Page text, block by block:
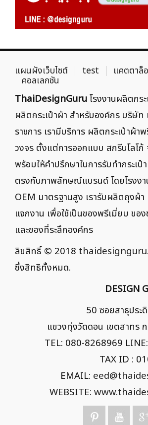
แผนผังเว็บไซต์ test แคตตาล็
คอลเลกชัน
ThaiDesignGuruโรงงานผลิตกร
ผลิตกระเป๋าผ้า สำหรับองค์กร บริษัท
ราชการ เรามีบริการ ผลิตกระเป๋าผ้า
วงจร ตั้งแต่การออกแบบ สกรีนโลโก้
พร้อมให้คำปรึกษาในการรับทำกระเป๋
ตรงกับภาพลักษณ์แบรนด์ โดยโรงงา
OEM มาตรฐานสูง เรารับผลิตถุงผ้า
แจกงาน เพื่อใช้เป็นของพรีเมี่ยม ข
และของที่ระลึกองค์กร
ลิขสิทธิ์ © 2018
ซึ่งสิทธิทั้งหมด.
DESIGN
50 ซอยสาธุปร
แขวงทุ่งวัดดอน เขตสาทร
TEL: 080-8268969 LINE:
TAX ID :
EMAIL:
WEBSITE: